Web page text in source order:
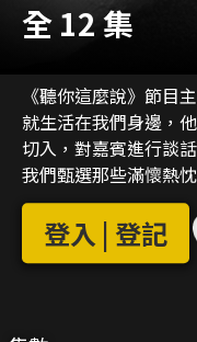
全 12 集
《聽你這麼說》節目
就生活在我們身邊，
切入，對嘉賓進行談
我們甄選那些滿懷熱
感受能夠引發普通受
登入 | 登記